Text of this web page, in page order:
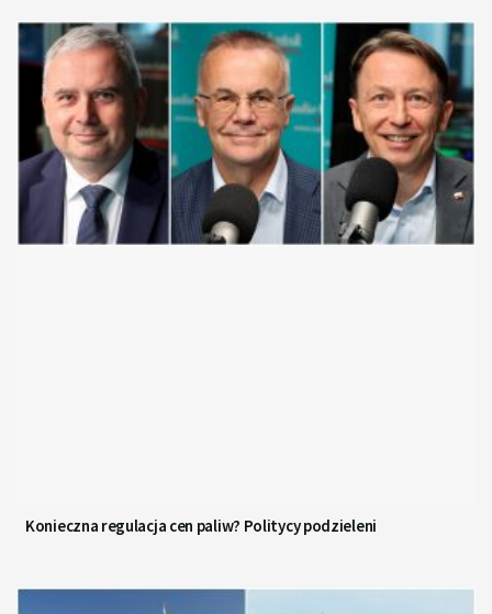
Konieczna regulacja cen paliw? Politycy podzieleni